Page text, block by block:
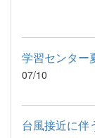
07/10
台風接近に伴